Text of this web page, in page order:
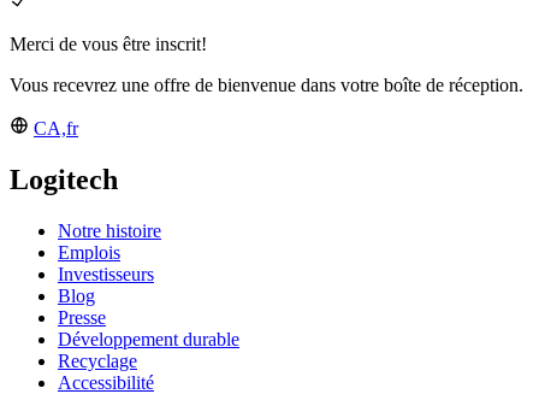
Merci de vous être inscrit!
Vous recevrez une offre de bienvenue dans votre boîte de réception.
CA,fr
Logitech
Notre histoire
Emplois
Investisseurs
Blog
Presse
Développement durable
Recyclage
Accessibilité